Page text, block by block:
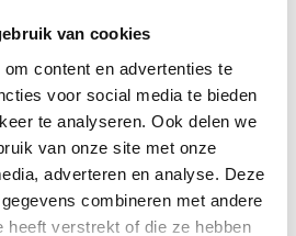
van cookies
content en advertenties te
voor social media te bieden
te analyseren. Ook delen we
van onze site met onze
adverteren en analyse. Deze
combineren met andere
heeft verstrekt of die ze hebben
RVS Duo schroef Links
1,73
Op voorraad